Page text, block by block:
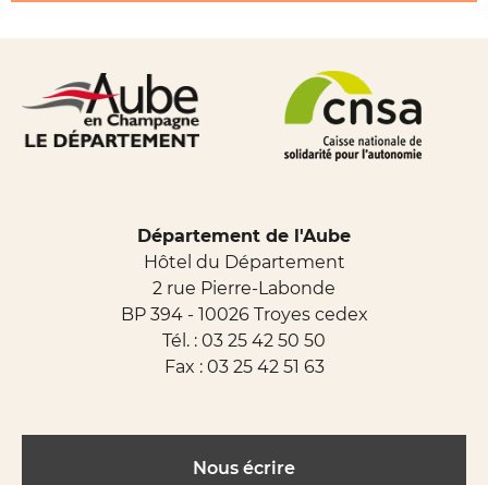
Département de l'Aube
Hôtel du Département
2 rue Pierre-Labonde
BP 394 - 10026 Troyes cedex
Tél. : 03 25 42 50 50
Fax : 03 25 42 51 63
Nous écrire